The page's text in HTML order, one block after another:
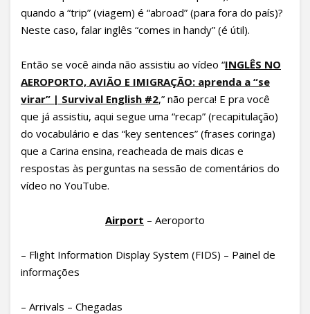
quando a “trip” (viagem) é “abroad” (para fora do país)?
Neste caso, falar inglês “comes in handy” (é útil).
Então se você ainda não assistiu ao vídeo “INGLÊS NO
AEROPORTO, AVIÃO E IMIGRAÇÃO: aprenda a “se
virar” | Survival English #2,” não perca! E pra você
que já assistiu, aqui segue uma “recap” (recapitulação)
do vocabulário e das “key sentences” (frases coringa)
que a Carina ensina, reacheada de mais dicas e
respostas às perguntas na sessão de comentários do
vídeo no YouTube.
Airport – Aeroporto
– Flight Information Display System (FIDS) – Painel de
informações
– Arrivals – Chegadas